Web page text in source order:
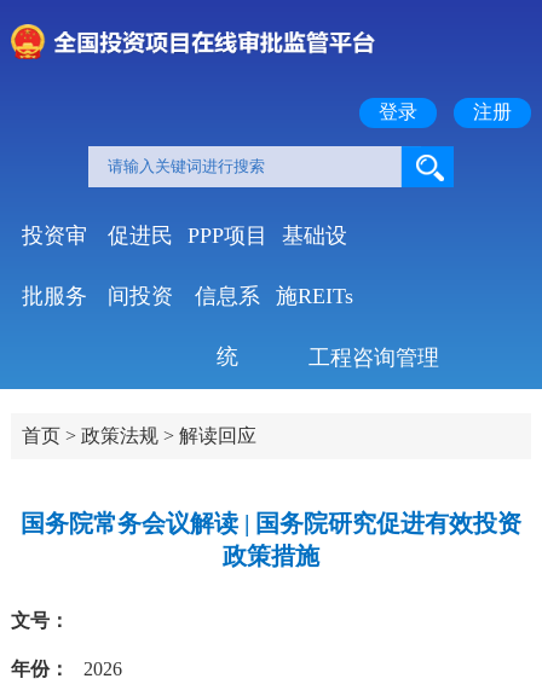
登录 注册
投资审
批服务
促进民
间投资
PPP项目
信息系
统
基础设
施REITs
工程咨询管理
首页> 政策法规> 解读回应
国务院常务会议解读 | 国务院研究促进有效投资
政策措施
文号：
年份： 2026